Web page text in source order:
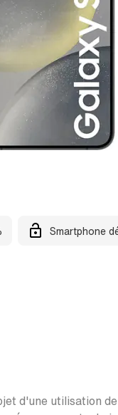
Smartphone
d'une utilisation